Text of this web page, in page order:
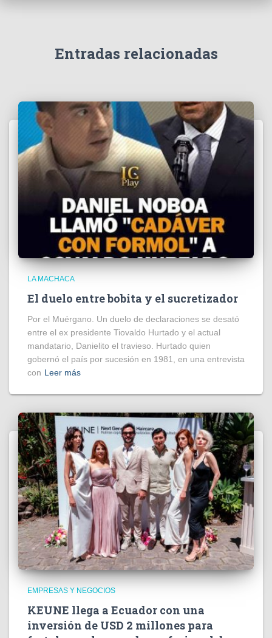
Entradas relacionadas
LA MACHACA
El duelo entre bobita y el sucretizador
Por el Muérgano. Un duelo de declaraciones se desató
entre el ex presidente Tiovaldo Hurtado y el actual
mandatario, Danielito el travieso. Hurtado quien
gobernó el país por sucesión en 1981, en una entrevista
con Leer más
EMPRESAS Y NEGOCIOS
KEUNE llega a Ecuador con una
inversión de USD 2 millones para